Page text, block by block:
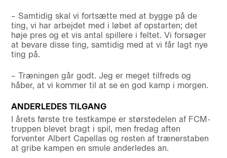
– Samtidig skal vi fortsætte med at bygge på de
ting, vi har arbejdet med i løbet af opstarten; det
høje pres og et vis antal spillere i feltet. Vi forsøger
at bevare disse ting, samtidig med at vi får lagt nye
ting på.
– Træningen går godt. Jeg er meget tilfreds og
håber, at vi kommer til at se en god kamp i morgen.
ANDERLEDES TILGANG
I årets første tre testkampe er størstedelen af FCM-
truppen blevet bragt i spil, men fredag aften
forventer Albert Capellas og resten af trænerstaben
at gribe kampen en smule anderledes an.